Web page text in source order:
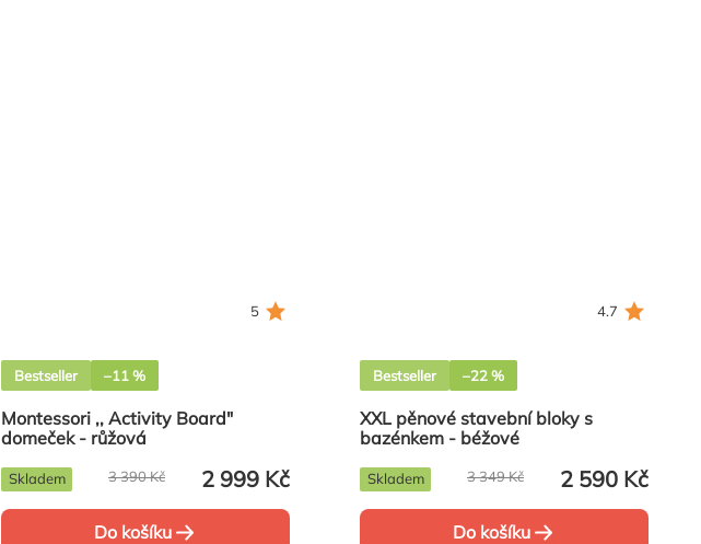
5
Bestseller –11 %
Montessori ,, Activity Board"
domeček - růžová
2 999 Kč
3 390 Kč
Skladem
Do košíku
4.7
Bestseller –22 %
XXL pěnové stavební bloky s
bazénkem - béžové
2 590 Kč
3 349 Kč
Skladem
Do košíku